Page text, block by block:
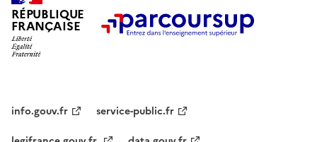
RÉPUBLIQUE
FRANÇAISE
info.gouv.fr
service-public.fr